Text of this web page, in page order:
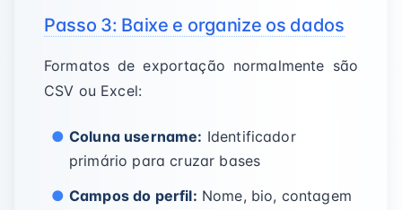
Passo 3: Baixe e organize os dados
Formatos de exportação normalmente são
CSV ou Excel:
Coluna username: Identificador
primário para cruzar bases
Campos do perfil: Nome, bio, contagem